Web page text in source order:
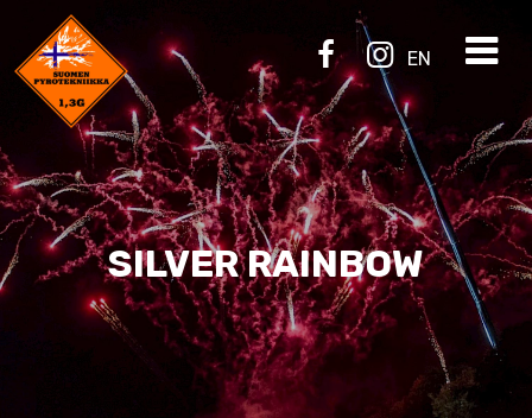
EN
SILVER RAINBOW